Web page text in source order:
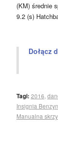
(KM) średnie
9.2 (s)
Dołącz
Tagi: 2016
Insignia
Manualna